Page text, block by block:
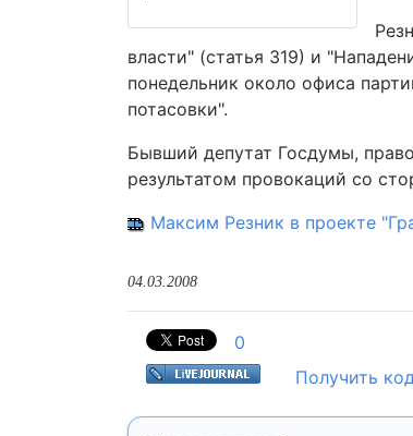
власти" (статья 319) и
понедельник около офиса
потасовки".
Бывший депутат Госдумы,
результатом провокаций со
Максим Резник в проекте
04.03.2008
0
Получить